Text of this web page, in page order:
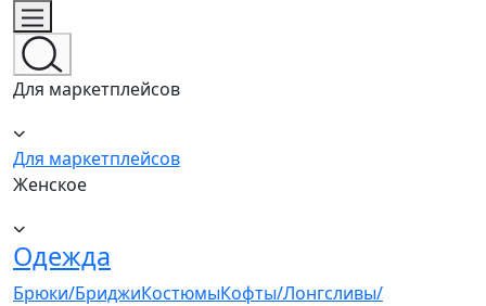
Для маркетплейсов
Для маркетплейсов
Женское
Одежда
Брюки/БриджиКостюмыКофты/Лонгсливы/